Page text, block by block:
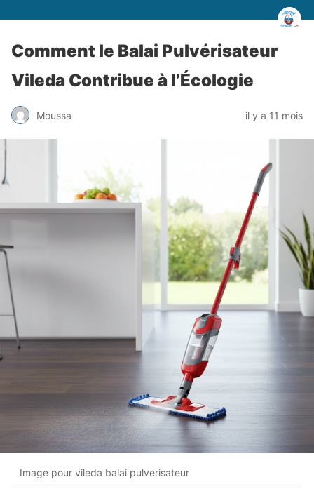
Comment le Balai Pulvérisateur
Vileda Contribue à l’Écologie
Moussa il y a 11 mois
Image pour vileda balai pulverisateur